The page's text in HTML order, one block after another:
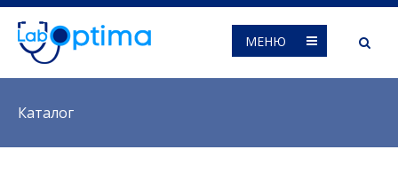
МЕНЮ
Вы здесь
Каталог